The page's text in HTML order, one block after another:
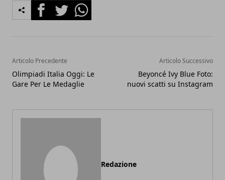
FacebookTwitterWhatsapp
Articolo Precedente
Olimpiadi Italia Oggi: Le
Gare Per Le Medaglie
Articolo Successivo
Beyoncé Ivy Blue Foto:
nuovi scatti su Instagram
Redazione